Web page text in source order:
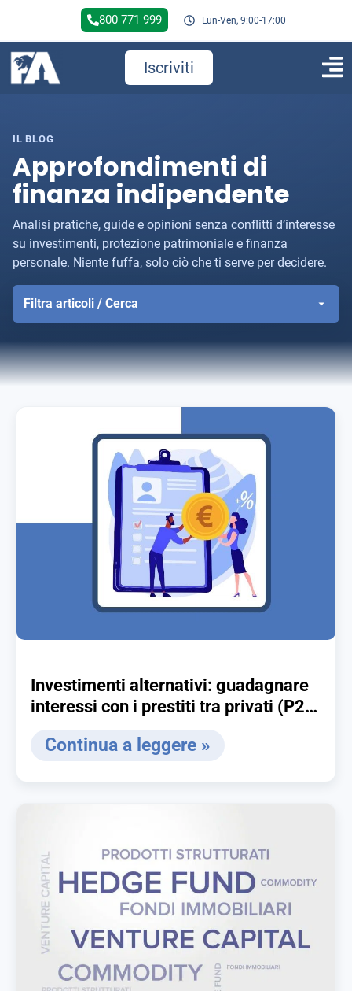
800 771 999 Lun-Ven, 9:00-17:00
Iscriviti
IL BLOG
Approfondimenti di
finanza indipendente
Analisi pratiche, guide e opinioni senza conflitti d’interesse
su investimenti, protezione patrimoniale e finanza
personale. Niente fuffa, solo ciò che ti serve per decidere.
Filtra articoli / Cerca
Investimenti alternativi: guadagnare
interessi con i prestiti tra privati (P2P
Continua a leggere »